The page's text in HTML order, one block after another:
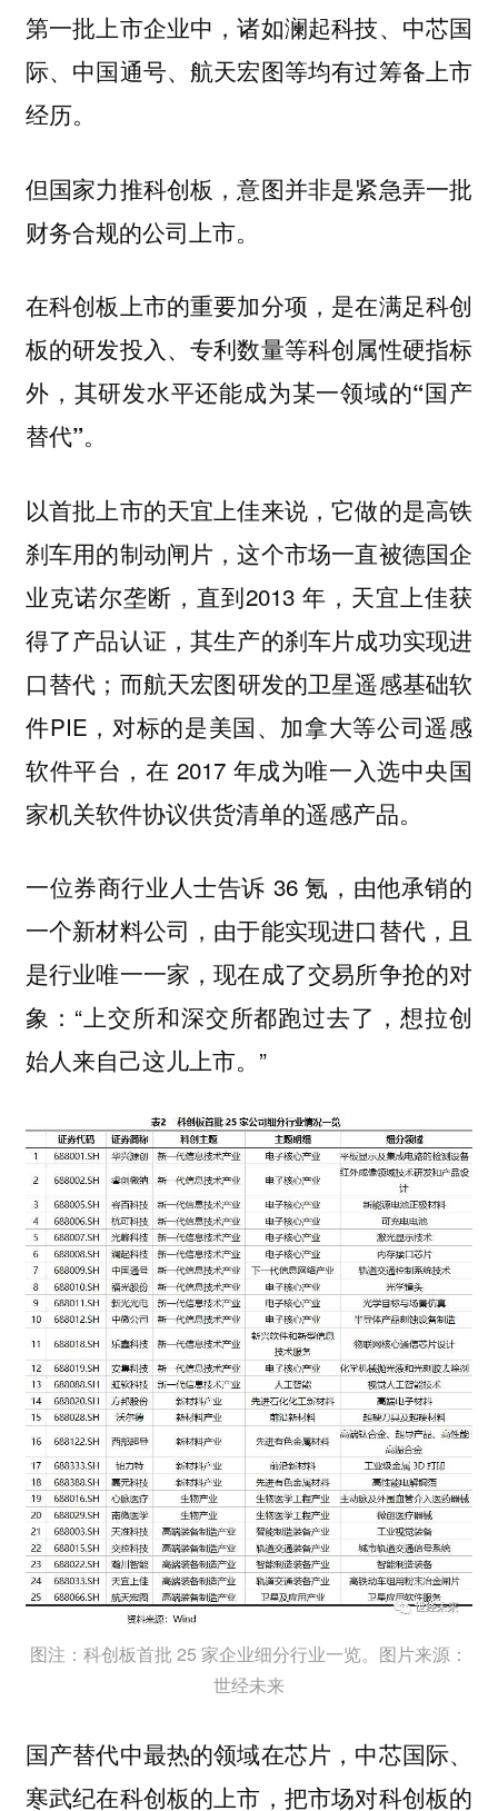
第一批上市企业中，诸如澜起科技、中芯国
际、中国通号、航天宏图等均有过筹备上市
经历。
但国家力推科创板，意图并非是紧急弄一批
财务合规的公司上市。
在科创板上市的重要加分项，是在满足科创
板的研发投入、专利数量等科创属性硬指标
外， 其研发水平还能成为某一领域的“国产
替代”。
以首批上市的天宜上佳来说，它做的是高铁
刹车用的制动闸片，这个市场一直被德国企
业克诺尔垄断，直到2013 年，天宜上佳获
得了产品认证，其生产的刹车片成功实现进
口替代；而航天宏图研发的卫星遥感基础软
件PIE，对标的是美国、加拿大等公司遥感
软件平台，在 2017 年成为唯一入选中央国
家机关软件协议供货清单的遥感产品。
一位券商行业人士告诉 36 氪，由他承销的
一个新材料公司，由于能实现进口替代，且
是行业唯一一家，现在成了交易所争抢的对
象：“上交所和深交所都跑过去了，想拉创
始人来自己这儿上市。”
图注：科创板首批 25 家企业细分行业一览。图片来源：
世经未来
国产替代中最热的领域在芯片，中芯国际、
寒武纪在科创板的上市，把市场对科创板的